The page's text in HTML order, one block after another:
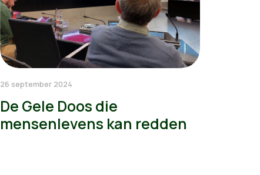
26 september 2024
De Gele Doos die
mensenlevens kan redden